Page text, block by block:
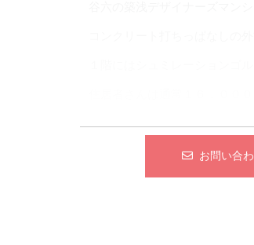
オートロックのエントランスを
ロビーに入るとシンプルでお
お問い合